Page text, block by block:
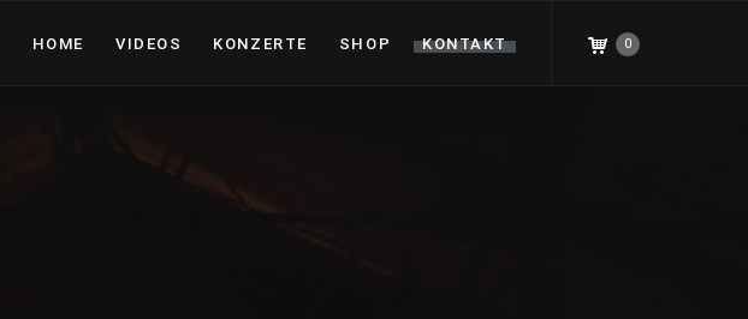
0
HOME VIDEOS KONZERTE SHOP KONTAKT